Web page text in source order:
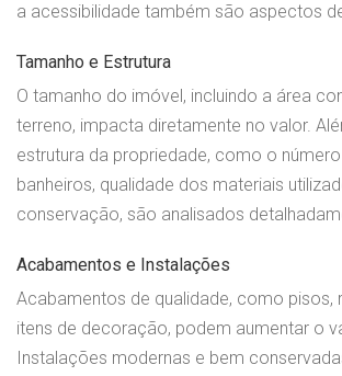
a acessibilidade também são aspectos
Tamanho e Estrutura
O tamanho do imóvel, incluindo a área
terreno, impacta diretamente no valor.
estrutura da propriedade, como o
banheiros, qualidade dos materiais
conservação, são analisados
Acabamentos e Instalações
Acabamentos de qualidade, como pisos,
itens de decoração, podem aumentar o
Instalações modernas e bem